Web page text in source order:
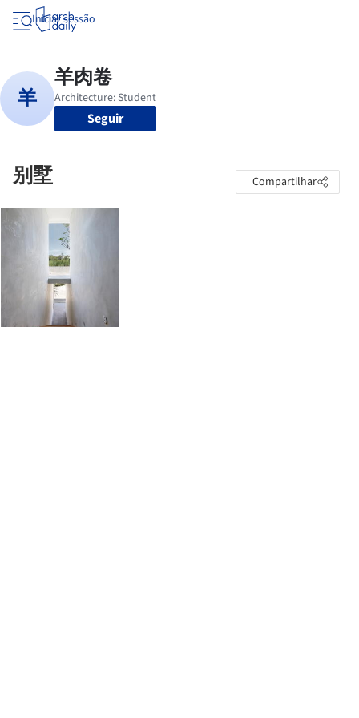
Iniciar sessão
Seguir
别墅 Compartilhar